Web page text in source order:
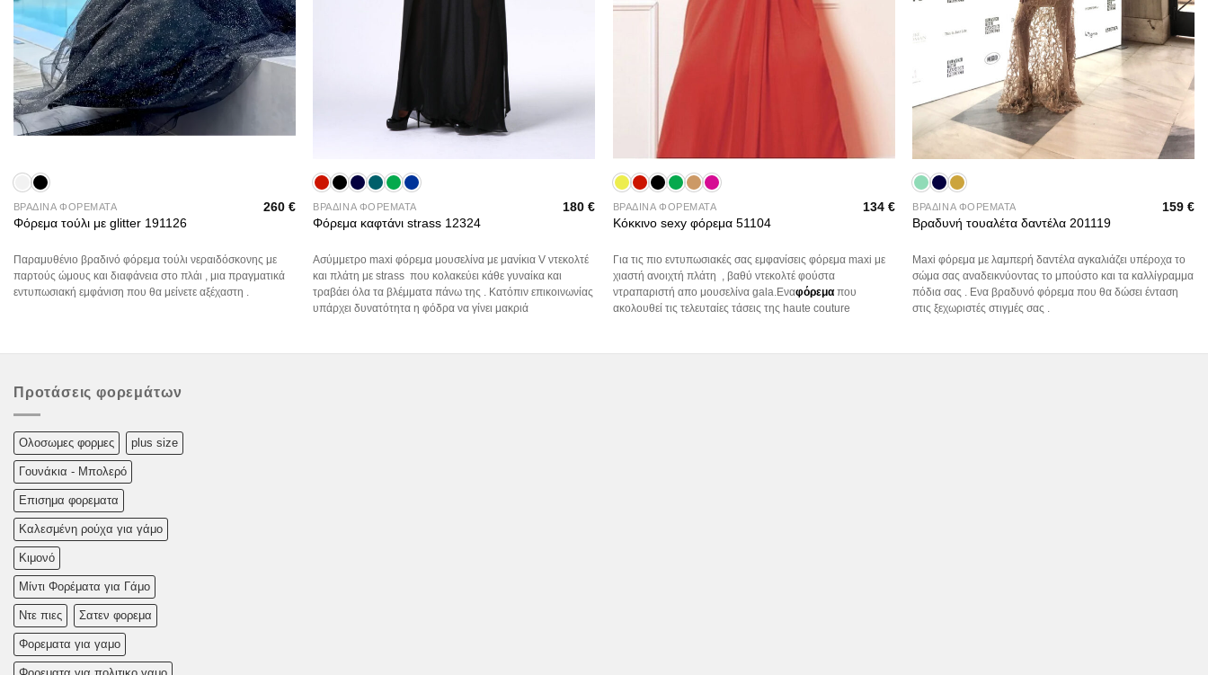
ΒΡΑΔΙΝΑ ΦΟΡΕΜΑΤΑ
Φόρεμα τούλι με glitter 191126
260 €
Παραμυθένιο βραδινό φόρεμα τούλι νεραιδόσκονης με
παρτούς ώμους και διαφάνεια στο πλάι , μια πραγματικά
εντυπωσιακή εμφάνιση που θα μείνετε αξέχαστη .
ΒΡΑΔΙΝΑ ΦΟΡΕΜΑΤΑ
Φόρεμα καφτάνι strass 12324
180€
Ασύμμετρο maxi φόρεμα μουσελίνα με μανίκια V ντεκολτέ
και πλάτη με strass που κολακεύει κάθε γυναίκα και
τραβάει όλα τα βλέμματα πάνω της . Κατόπιν επικοινωνίας
υπάρχει δυνατότητα η φόδρα να γίνει μακριά
ΒΡΑΔΙΝΑ ΦΟΡΕΜΑΤΑ
Κόκκινο sexy φόρεμα 51104
134 €
Για τις πιο εντυπωσιακές σας εμφανίσεις φόρεμα maxi με
χιαστή ανοιχτή πλάτη , βαθύ ντεκολτέ φούστα
ντραπαριστή απο μουσελίνα gala.Eναφόρεμαπου
ακολουθεί τις τελευταίες τάσεις της haute couture
ΒΡΑΔΙΝΑ ΦΟΡΕΜΑΤΑ
Βραδυνή τουαλέτα δαντέλα 201119
159€
Maxi φόρεμα με λαμπερή δαντέλα αγκαλιάζει υπέροχα το
σώμα σας αναδεικνύοντας το μπούστο και τα καλλίγραμμα
πόδια σας . Ενα βραδυνό φόρεμα που θα δώσει ένταση
στις ξεχωριστές στιγμές σας .
Προτάσεις φορεμάτων
Oλoσωμες φoρμες plus size
Γουνάκια - Μπολερό
Επισημα φορεματα
Καλεσμένη ρούχα για γάμο
Κιμονό
Μίντι Φορέματα για Γάμο
Ντε πιες Σατεν φορεμα
Φορεματα για γαμο